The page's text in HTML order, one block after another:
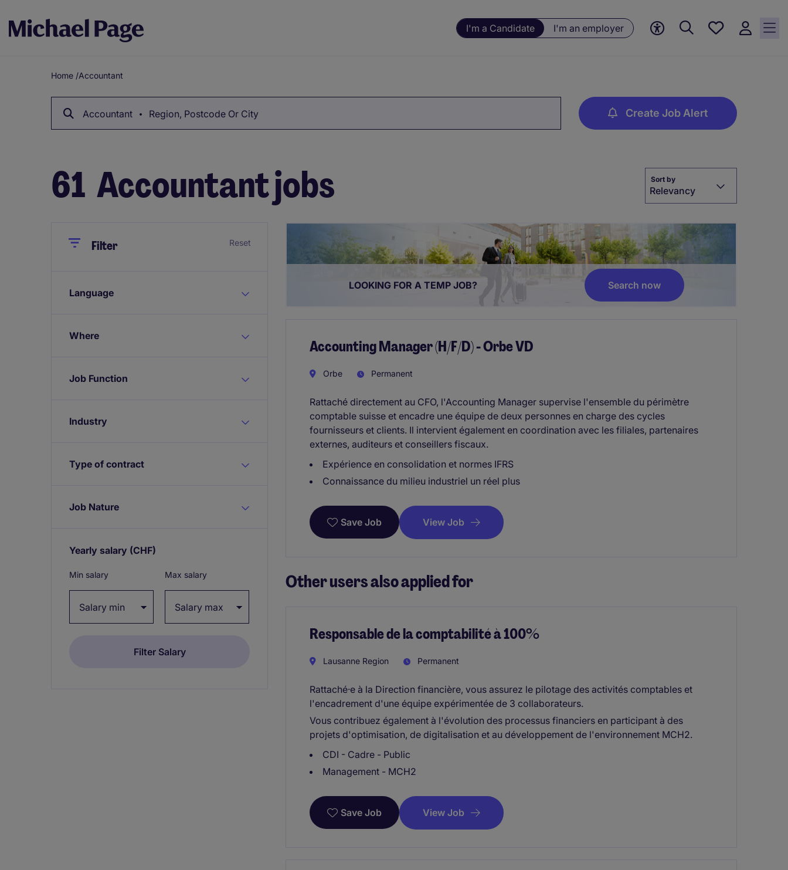
I'm a Candidate I'm an employer
Saved
Breadcrumb
Home /Accountant
Accountant Region, Postcode Or City Create Job Alert
61 Accountant jobs Sort by
Relevancy
CloseFilter Reset
Language
Where
Job Function
Industry
Type of contract
Job Nature
Yearly salary (CHF)
Min salary Max salary
LOOKING FOR A TEMP JOB? Search now​
Accounting Manager (H/F/D) - Orbe VD
Orbe Permanent
Rattaché directement au CFO, l'Accounting Manager supervise l'ensemble du périmètre
comptable suisse et encadre une équipe de deux personnes en charge des cycles
fournisseurs et clients. Il intervient également en coordination avec les filiales, partenaires
externes, auditeurs et conseillers fiscaux.
Expérience en consolidation et normes IFRS
Connaissance du milieu industriel un réel plus
Save Job View Job
Other users also applied for
Responsable de la comptabilité à 100%
Lausanne Region Permanent
Rattaché·e à la Direction financière, vous assurez le pilotage des activités comptables et
l'encadrement d'une équipe expérimentée de 3 collaborateurs.
Vous contribuez également à l'évolution des processus financiers en participant à des
projets d'optimisation, de digitalisation et au développement de l'environnement MCH2.
CDI - Cadre - Public
Management - MCH2
Save Job View Job